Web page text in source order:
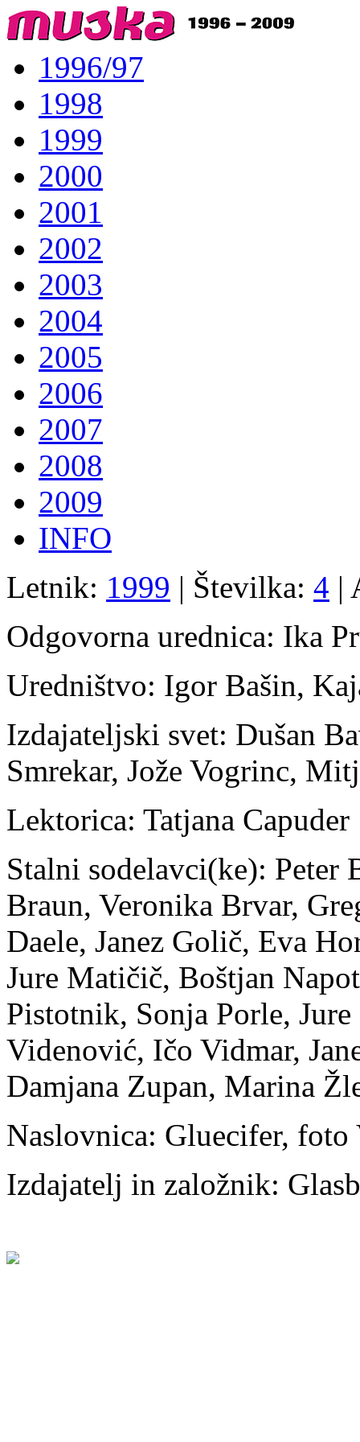
1996/97
1998
1999
2000
2001
2002
2003
2004
2005
2006
2007
2008
2009
INFO
Letnik: 1999 | Številka: 4 |
Odgovorna urednica: Ika
Uredništvo: Igor Bašin,
Izdajateljski svet: Dušan
Smrekar, Jože Vogrinc,
Lektorica: Tatjana Capuder
Stalni sodelavci(ke): Peter
Braun, Veronika Brvar,
Daele, Janez Golič, Eva
Jure Matičič, Boštjan
Pistotnik, Sonja Porle,
Videnović, Ičo Vidmar,
Damjana Zupan, Marina
Naslovnica: Gluecifer,
Izdajatelj in založnik: